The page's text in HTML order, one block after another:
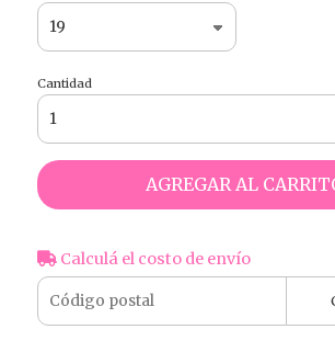
Cantidad
AGREGAR AL
Calculá el costo de envío